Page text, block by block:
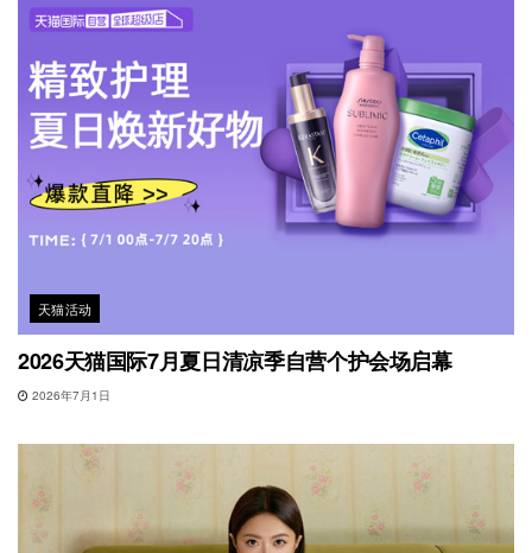
天猫活动
2026天猫国际7月夏日清凉季自营个护会场启幕
2026年7月1日